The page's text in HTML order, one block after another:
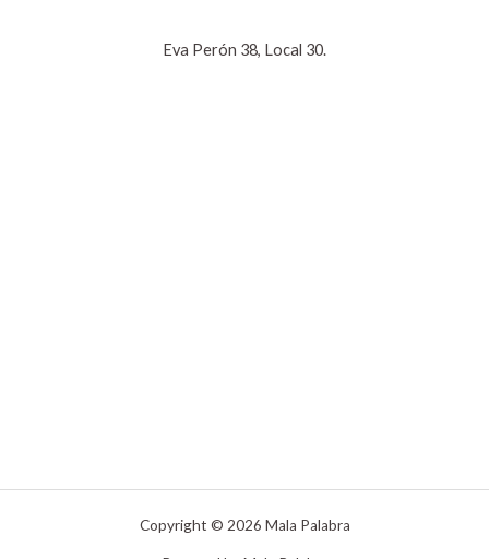
Eva Perón 38, Local 30.
Copyright © 2026 Mala Palabra